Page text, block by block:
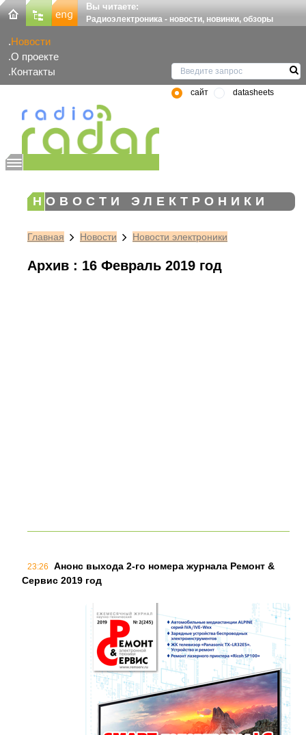
Вы читаете:
Радиоэлектроника - новости, новинки, обзоры
Новости
О проекте
Контакты
сайт datasheets
НОВОСТИ ЭЛЕКТРОНИКИ
Главная Новости Новости электроники
Архив : 16 Февраль 2019 год
23:26
Анонс выхода 2-го номера журнала Ремонт &
Сервис 2019 год